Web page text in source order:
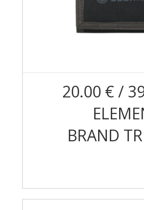
20.00 € /
BRAND